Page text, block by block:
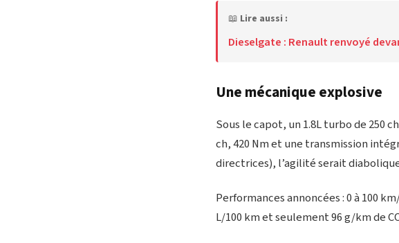
📖 Lire aussi :
Dieselgate : Renault renvoyé
Une mécanique explosive
Sous le capot, un 1.8L turbo de 250
ch, 420 Nm et une transmission
directrices), l’agilité serait
Performances annoncées : 0 à 100
L/100 km et seulement 96 g/km de